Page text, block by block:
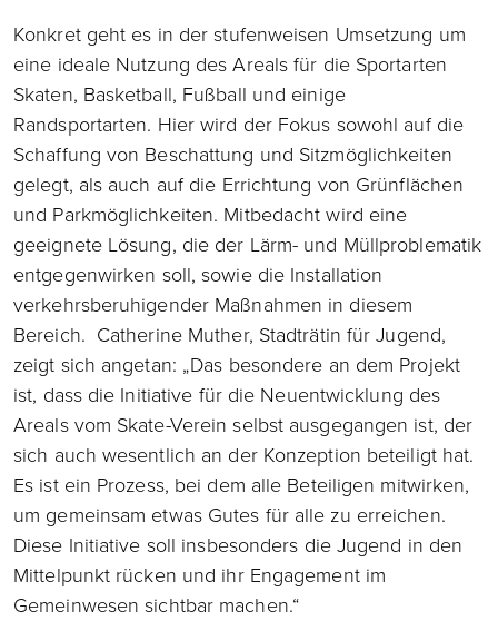
Konkret geht es in der stufenweisen Umsetzung um
eine ideale Nutzung des Areals für die Sportarten
Skaten, Basketball, Fußball und einige
Randsportarten. Hier wird der Fokus sowohl auf die
Schaffung von Beschattung und Sitzmöglichkeiten
gelegt, als auch auf die Errichtung von Grünflächen
und Parkmöglichkeiten. Mitbedacht wird eine
geeignete Lösung, die der Lärm- und Müllproblematik
entgegenwirken soll, sowie die Installation
verkehrsberuhigender Maßnahmen in diesem
Bereich. Catherine Muther, Stadträtin für Jugend,
zeigt sich angetan: „Das besondere an dem Projekt
ist, dass die Initiative für die Neuentwicklung des
Areals vom Skate-Verein selbst ausgegangen ist, der
sich auch wesentlich an der Konzeption beteiligt hat.
Es ist ein Prozess, bei dem alle Beteiligen mitwirken,
um gemeinsam etwas Gutes für alle zu erreichen.
Diese Initiative soll insbesonders die Jugend in den
Mittelpunkt rücken und ihr Engagement im
Gemeinwesen sichtbar machen.“